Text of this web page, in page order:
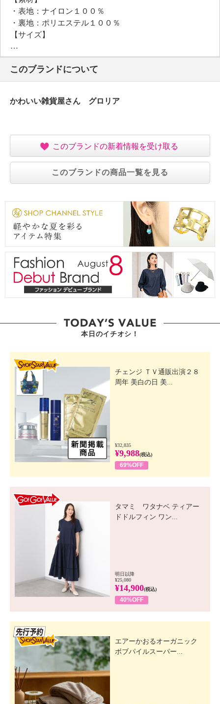
・表地：ナイロン１００％
・裏地：ポリエステル１００％
【サイズ】
・対応内周：約５７〜５９．５ｃｍ
・つばの長さ（最大幅）：約９ｃｍ
【メンテナンス（絵表示ラベル）】
・手洗い：可
・タンブル乾燥：不可
・ドライクリーニング：石油系ドライクリーニング可
・ウエットクリーニング：可
【個体差あり】
・個体差あり
・中国製
このブランドについて
かわいい雑貨屋さん グロリア
このブランドの新着情報を受け取る
このブランドの商品一覧を見る
本日のイチオシ！
チェンジ ＴＶ通販出演２８
周年 美白の日 美...
¥32,835
¥9,988(税込)
69%OFF
タマミ ワタナベ ティアー
ドドルフィン ワン...
明日以降
¥25,080
¥14,900(税込)
40%OFF
エアーかおるオーガニック
ボブパイルスーパー...